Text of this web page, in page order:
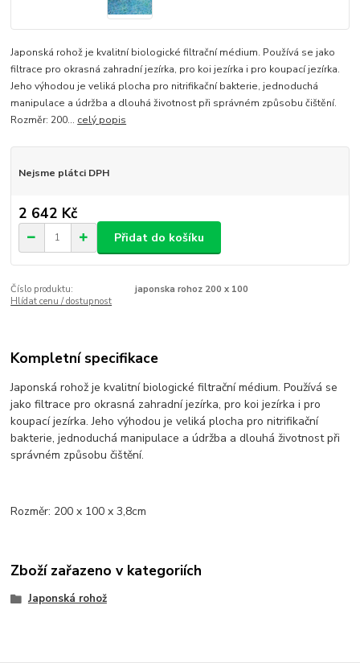
Japonská rohož je kvalitní biologické filtrační médium. Používá se jako
filtrace pro okrasná zahradní jezírka, pro koi jezírka i pro koupací jezírka.
Jeho výhodou je veliká plocha pro nitrifikační bakterie, jednoduchá
manipulace a údržba a dlouhá životnost při správném způsobu čištění.
Rozměr: 200... celý popis
Nejsme plátci DPH
2 642 Kč
Přidat do košíku
Číslo produktu:
japonska rohoz 200 x 100
Hlídat cenu / dostupnost
Kompletní specifikace
Japonská rohož je kvalitní biologické filtrační médium. Používá se
jako filtrace pro okrasná zahradní jezírka, pro koi jezírka i pro
koupací jezírka. Jeho výhodou je veliká plocha pro nitrifikační
bakterie, jednoduchá manipulace a údržba a dlouhá životnost při
správném způsobu čištění.
Rozměr: 200 x 100 x 3,8cm
Zboží zařazeno v kategoriích
Japonská rohož